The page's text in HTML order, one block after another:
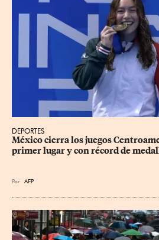
DEPORTES
México cierra los juegos
primer lugar y con récord de
Por AFP